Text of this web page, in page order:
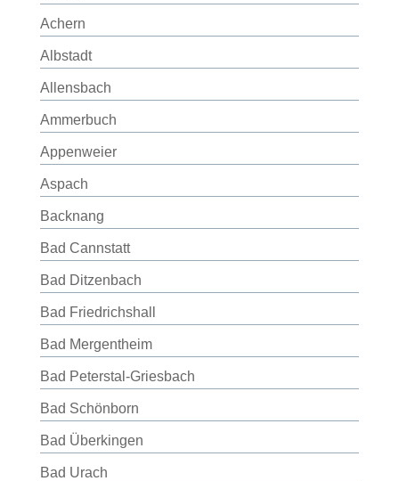
Achern
Albstadt
Allensbach
Ammerbuch
Appenweier
Aspach
Backnang
Bad Cannstatt
Bad Ditzenbach
Bad Friedrichshall
Bad Mergentheim
Bad Peterstal-Griesbach
Bad Schönborn
Bad Überkingen
Bad Urach